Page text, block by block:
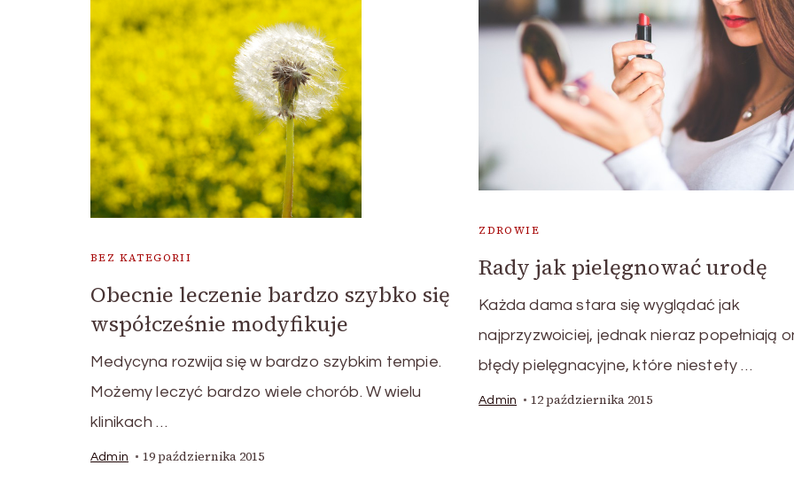
BEZ KATEGORII
Obecnie leczenie bardzo szybko się
współcześnie modyfikuje
Medycyna rozwija się w bardzo szybkim tempie.
Możemy leczyć bardzo wiele chorób. W wielu
klinikach …
Admin 19 października 2015
ZDROWIE
Rady jak pielęgnować urodę
Każda dama stara się wyglądać jak
najprzyzwoiciej, jednak nieraz popełniają
błędy pielęgnacyjne, które niestety …
Admin 12 października 2015